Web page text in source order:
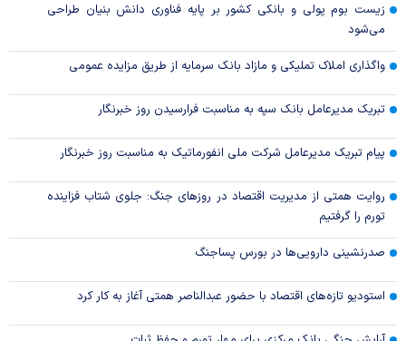
زیست بوم پولی و بانکی کشور بر پایه فناوری دانش بنیان طراحی
می‌شود
واگذاری املاک تملیکی و مازاد بانک سرمایه از طریق مزایده عمومی
تبریک مدیرعامل بانک سپه به مناسبت فرارسیدن روز خبرنگار
پیام تبریک مدیرعامل شرکت ملی انفورماتیک به مناسبت روز خبرنگار
روایت همتی از مدیریت اقتصاد در روزهای جنگ: جلوی شتاب فزاینده
تورم را گرفتیم
صدرنشینی دارویی‌ها در بورس پساجنگ
استودیو تازه‌های اقتصاد با حضور عبدالناصر همتی آغاز به کار کرد